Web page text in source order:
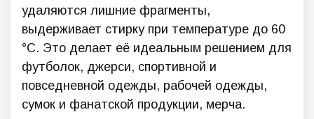
удаляются лишние фрагменты,
выдерживает стирку при температуре до 60
°C. Это делает её идеальным решением для
футболок, джерси, спортивной и
повседневной одежды, рабочей одежды,
сумок и фанатской продукции, мерча.